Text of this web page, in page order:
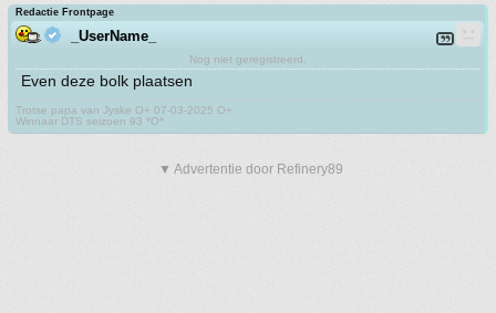
Redactie Frontpage
_UserName_
Nog niet geregistreerd.
Even deze bolk plaatsen
Trotse papa van Jyske O+ 07-03-2025 O+
Winnaar DTS seizoen 93 *O*
▼ Advertentie door Refinery89